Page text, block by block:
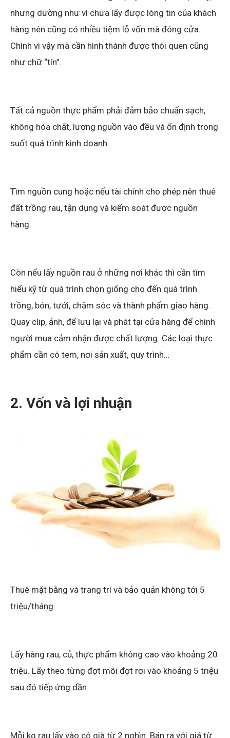
nhưng dường như vì chưa lấy được lòng tin của khách
hàng nên cũng có nhiều tiệm lỗ vốn mà đóng cửa.
Chình vì vậy mà cần hình thành được thói quen cũng
như chữ “tín”.
Tất cả nguồn thực phẩm phải đảm bảo chuẩn sạch,
không hóa chất, lượng nguồn vào đều và ổn định trong
suốt quá trình kinh doanh.
Tìm nguồn cung hoặc nếu tài chính cho phép nên thuê
đất trồng rau, tận dụng và kiểm soát được nguồn
hàng.
Còn nếu lấy nguồn rau ở những nơi khác thì cần tìm
hiểu kỹ từ quá trình chọn giống cho đến quá trình
trồng, bón, tưới, chăm sóc và thành phẩm giao hàng.
Quay clip, ảnh, để lưu lại và phát tại cửa hàng để chính
người mua cảm nhận được chất lượng. Các loại thực
phẩm cần có tem, nơi sản xuất, quy trình…
2. Vốn và lợi nhuận
Thuê mặt bằng và trang trí và bảo quản không tới 5
triệu/tháng.
Lấy hàng rau, củ, thực phẩm không cao vào khoảng 20
triệu. Lấy theo từng đợt mỗi đợt rơi vào khoảng 5 triệu
sau đó tiếp ứng dần
Mỗi kg rau lấy vào có già từ 2 nghìn. Bán ra với giá từ